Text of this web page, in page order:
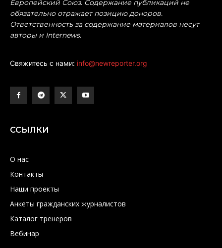
Европейский Союз. Содержание публикаций не
обязательно отражает позицию доноров.
Ответственность за содержание материалов несут
авторы и Internews.
Свяжитесь с нами: info@newreporter.org
ССЫЛКИ
О нас
Контакты
Наши проекты
Анкеты гражданских журналистов
Каталог тренеров
Вебинар